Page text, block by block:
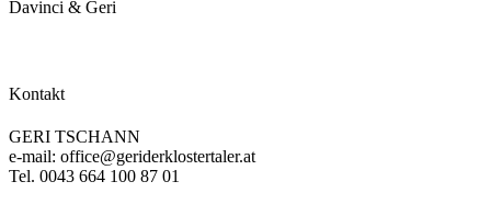
Davinci & Geri
Kontakt
GERI TSCHANN
e-mail: office@geriderklostertaler.at
Tel. 0043 664 100 87 01